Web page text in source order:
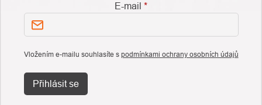
E-mail
Vložením e-mailu souhlasíte s podmínkami ochrany osobních údajů
Přihlásit se